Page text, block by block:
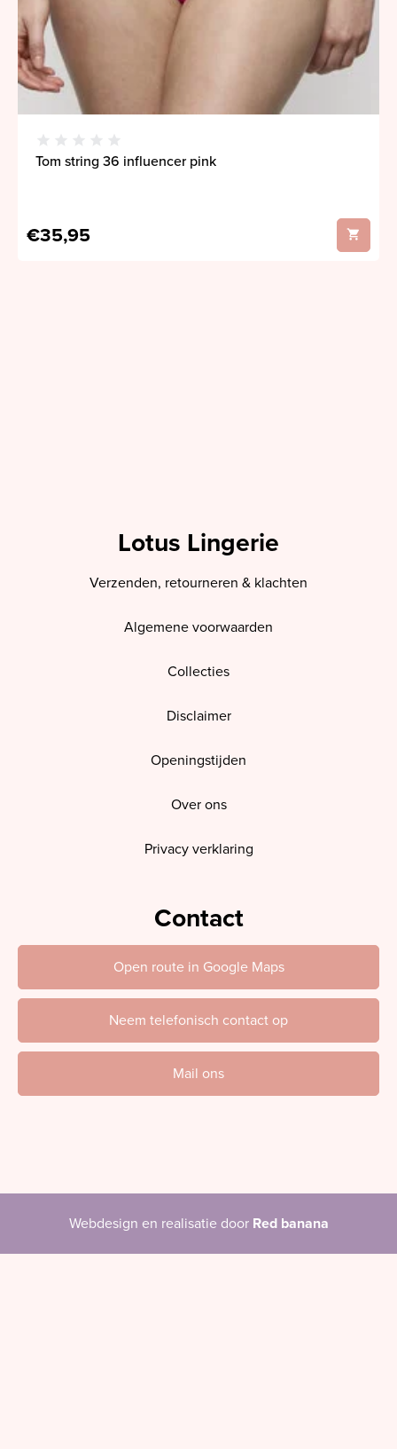
Tom string 36 influencer pink
€35,95
Lotus Lingerie
Verzenden, retourneren & klachten
Algemene voorwaarden
Collecties
Disclaimer
Openingstijden
Over ons
Privacy verklaring
Contact
Open route in Google Maps
Neem telefonisch contact op
Mail ons
Webdesign en realisatie door Red banana